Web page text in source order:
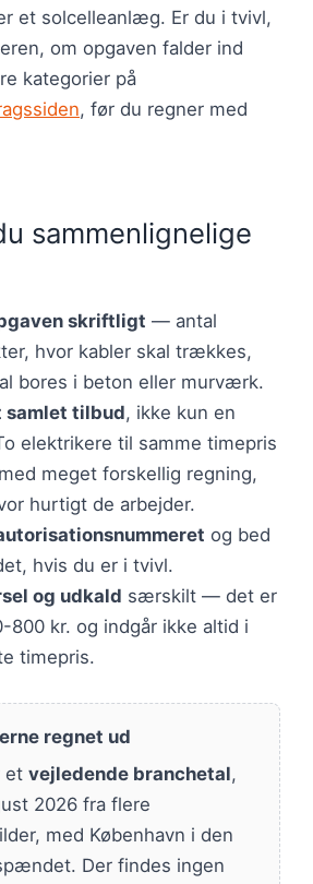
et solcelleanlæg. Er du i tvivl,
om opgaven falder ind
kategorier på
, før du regner med
sammenlignelige
skriftligt — antal
hvor kabler skal trækkes,
bores i beton eller murværk.
samlet tilbud, ikke kun en
elektrikere til samme timepris
meget forskellig regning,
hurtigt de arbejder.
og bed
hvis du er i tvivl.
og udkald særskilt — det er
800 kr. og indgår ikke altid i
timepris.
regnet ud
et vejledende branchetal,
2026 fra flere
med København i den
Der findes ingen